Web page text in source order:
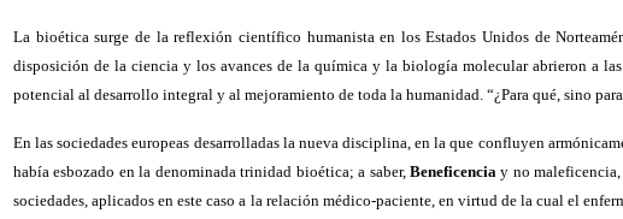
La bioética surge de la reflexión científico humanista en los Estados Unidos de
disposición de la ciencia y los avances de la química y la biología molecular abrieron a
potencial al desarrollo integral y al mejoramiento de toda la humanidad. “¿Para qué, sino
En las sociedades europeas desarrolladas la nueva disciplina, en la que confluyen
había esbozado en la denominada trinidad bioética; a saber, Beneficenciay no maleficencia,
sociedades, aplicados en este caso a la relación médico-paciente, en virtud de la cual el